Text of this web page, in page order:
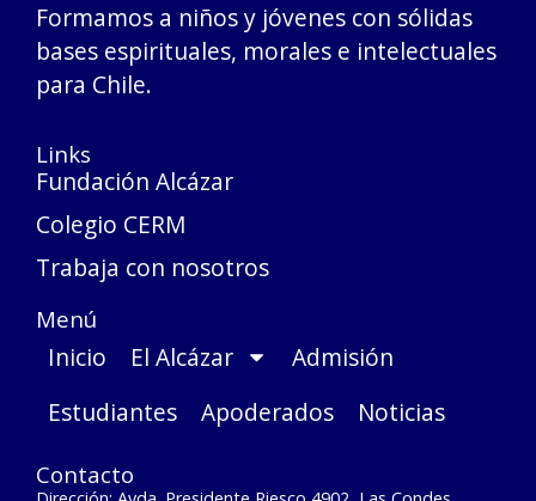
Formamos a niños y jóvenes con sólidas
bases espirituales, morales e intelectuales
para Chile.
Links
Fundación Alcázar
Colegio CERM
Trabaja con nosotros
Menú
Inicio El Alcázar
Admisión
Estudiantes
Apoderados Noticias
Contacto